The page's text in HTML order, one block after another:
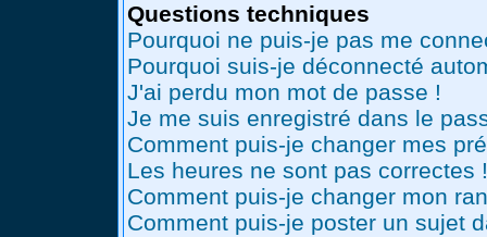
Questions techniques
Pourquoi ne puis-je pas me
Pourquoi suis-je déconnecté
J'ai perdu mon mot de passe !
Je me suis enregistré dans le
Comment puis-je changer mes
Les heures ne sont pas correctes !
Comment puis-je changer mon
Comment puis-je poster un sujet